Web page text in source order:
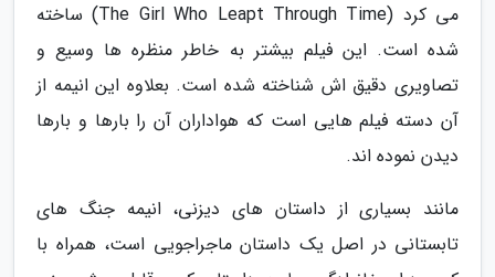
می کرد (The Girl Who Leapt Through Time) ساخته
شده است. این فیلم بیشتر به خاطر منظره ها وسیع و
تصاویری دقیق اش شناخته شده است. بعلاوه این انیمه از
آن دسته فیلم هایی است که هواداران آن را بارها و بارها
دیدن نموده اند.
مانند بسیاری از داستان های دیزنی، انیمه جنگ های
تابستانی در اصل یک داستان ماجراجویی است، همراه با